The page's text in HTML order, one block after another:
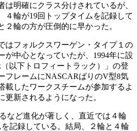
は明確にクラス分けされているが、
４輪が19回トップタイムを記録して
２輪の方が圧倒的に早かった。
はフォルクスワーゲン・タイプ１の
が中心となっていたが、1994年に設
以下トロフィートラック）」の登
フレームにNASCARばりのV型8気
載したワークスチームが参加するよ
更新されるようになった。
など進化が著しく、直近では４輪
記録している。結局、２輪と４輪